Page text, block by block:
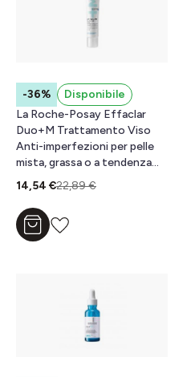
-36%
Disponibile
La Roche-Posay Effaclar
Duo+M Trattamento Viso
Anti-imperfezioni per pelle
mista, grassa o a tendenza
acneica 40 ml
14,54 €22,89 €
Aggiungi al carrello